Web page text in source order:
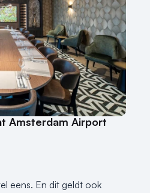
Amsterdam Airport
eens. En dit geldt ook